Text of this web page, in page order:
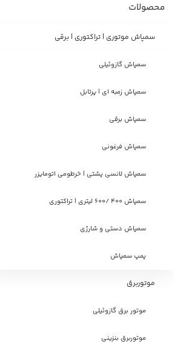
محصولات
سمپاش موتوری | تراکتوری | برقی
سمپاش گازوئیلی
سمپاش زمبه ای | پرتابل
سمپاش برقی
سمپاش فرغونی
سمپاش لانسی پشتی | خرطومی اتومایزر
سمپاش 400 /600 لیتری | تراکتوری
سمپاش دستی و شارژی
پمپ سمپاش
موتوربرق
موتور برق گازوئیلی
موتوربرق بنزینی